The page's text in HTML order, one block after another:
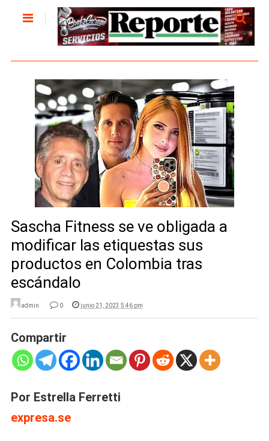
Sascha Fitness se ve obligada a
modificar las etiquestas sus
productos en Colombia tras
escándalo
admin 0 junio 21, 2023 5:46 pm
Compartir
Por Estrella Ferretti
expresa.se